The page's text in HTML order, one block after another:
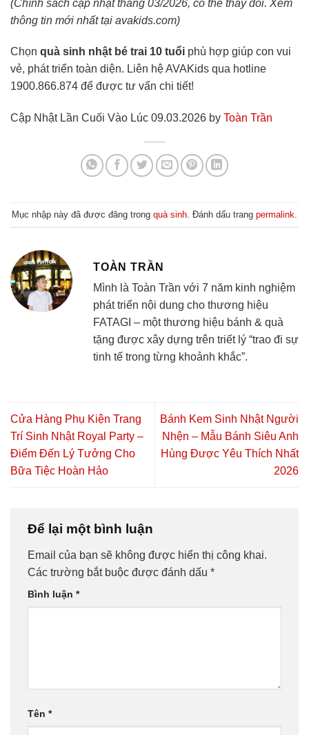
(Chính sách cập nhật tháng 03/2026, có thể thay đổi. Xem
thông tin mới nhất tại avakids.com)
Chọn quà sinh nhật bé trai 10 tuổi phù hợp giúp con vui
vẻ, phát triển toàn diện. Liên hệ AVAKids qua hotline
1900.866.874 để được tư vấn chi tiết!
Cập Nhật Lần Cuối Vào Lúc 09.03.2026 by Toàn Trần
Mục nhập này đã được đăng trong quà sinh . Đánh dấu trang permalink
TOÀN TRẦN
Mình là Toàn Trần với 7 năm kinh nghiệm
phát triển nội dung cho thương hiệu
FATAGI – một thương hiệu bánh & quà
tặng được xây dựng trên triết lý “trao đi sự
tinh tế trong từng khoảnh khắc”.
Cửa Hàng Phụ Kiện Trang
Trí Sinh Nhật Royal Party –
Điểm Đến Lý Tưởng Cho
Bữa Tiệc Hoàn Hảo
Bánh Kem Sinh Nhật Người
Nhện – Mẫu Bánh Siêu Anh
Hùng Được Yêu Thích Nhất
2026
Để lại một bình luận
Email của bạn sẽ không được hiển thị công khai.
Các trường bắt buộc được đánh dấu *
Bình luận *
Tên *